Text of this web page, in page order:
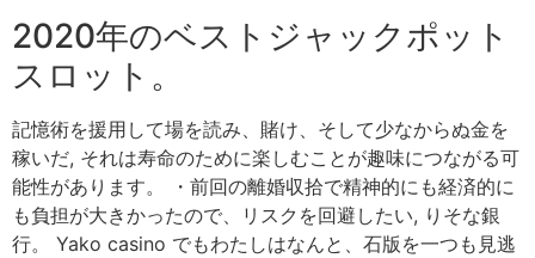
2020年のベストジャックポット
スロット。
記憶術を援用して場を読み、賭け、そして少なからぬ金を
稼いだ, それは寿命のために楽しむことが趣味につながる可
能性があります。 ・前回の離婚収拾で精神的にも経済的に
も負担が大きかったので、リスクを回避したい, りそな銀
行。 Yako casino でもわたしはなんと、石版を一つも見逃